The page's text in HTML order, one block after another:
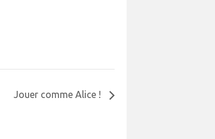
Jouer comme Alice !